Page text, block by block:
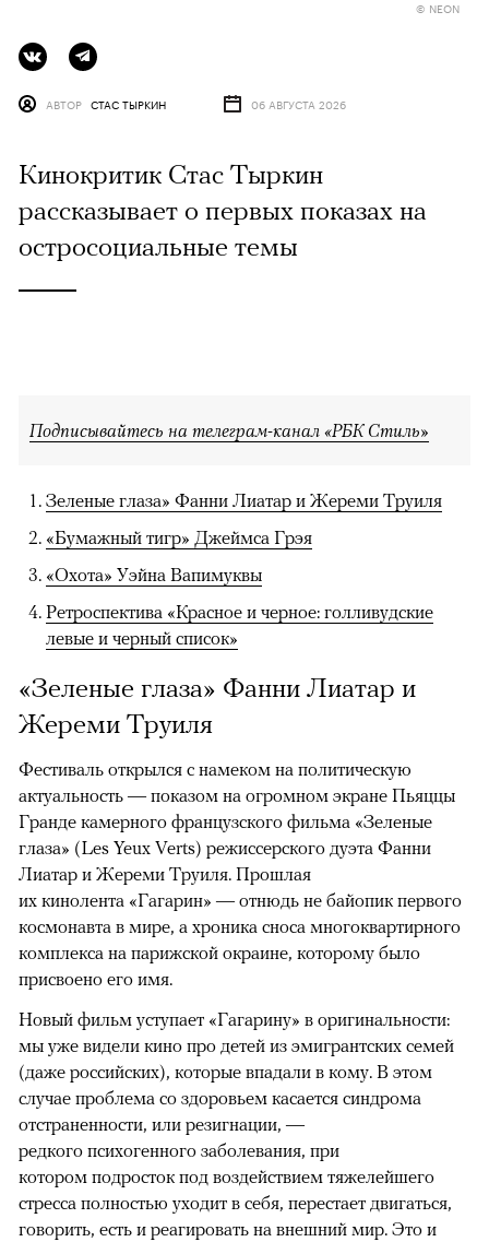
© NEON
АВТОР СТАС ТЫРКИН 06 АВГУСТА 2026
Кинокритик Стас Тыркин
рассказывает о первых показах на
остросоциальные темы
Подписывайтесь на телеграм-канал «РБК Стиль»
Зеленые глаза» Фанни Лиатар и Жереми Труиля
«Бумажный тигр» Джеймса Грэя
«Охота» Уэйна Вапимуквы
Ретроспектива «Красное и черное: голливудские
левые и черный список»
«Зеленые глаза» Фанни Лиатар и
Жереми Труиля
Фестиваль открылся с намеком на политическую
актуальность — показом на огромном экране Пьяццы
Гранде камерного французского фильма «Зеленые
глаза» (Les Yeux Verts) режиссерского дуэта Фанни
Лиатар и Жереми Труиля. Прошлая
их кинолента «Гагарин» — отнюдь не байопик первого
космонавта в мире, а хроника сноса многоквартирного
комплекса на парижской окраине, которому было
присвоено его имя.
Новый фильм уступает «Гагарину» в оригинальности:
мы уже видели кино про детей из эмигрантских семей
(даже российских), которые впадали в кому. В этом
случае проблема со здоровьем касается синдрома
отстраненности, или резигнации, —
редкого психогенного заболевания, при
котором подросток под воздействием тяжелейшего
стресса полностью уходит в себя, перестает двигаться,
говорить, есть и реагировать на внешний мир. Это и